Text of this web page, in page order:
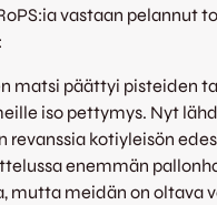
vastaan pelannut
:
matsi päättyi pisteiden
iso pettymys. Nyt
revanssia kotiyleisön
enemmän
mutta meidän on oltava